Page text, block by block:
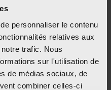
personnaliser le contenu
relatives aux
trafic. Nous
sur l'utilisation de
de médias sociaux, de
combiner celles-ci
wie
Bronchitis.
Umgebung